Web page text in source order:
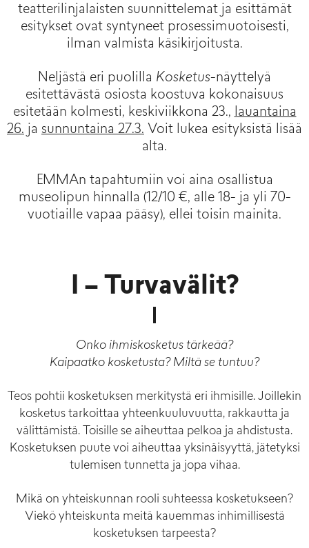
teatterilinjalaisten suunnittelemat ja esittämät
esitykset ovat syntyneet prosessimuotoisesti,
ilman valmista käsikirjoitusta.
Neljästä eri puolilla Kosketus-näyttelyä
esitettävästä osiosta koostuva kokonaisuus
esitetään kolmesti, keskiviikkona 23.,
lauantaina
26. ja sunnuntaina 27.3. Voit lukea esityksistä lisää
alta.
EMMAn tapahtumiin voi aina osallistua
museolipun hinnalla (12/10 €, alle 18- ja yli 70-
vuotiaille vapaa pääsy), ellei toisin mainita.
I – Turvavälit?
Onko ihmiskosketus tärkeää?
Kaipaatko kosketusta? Miltä se tuntuu?
Teos pohtii kosketuksen merkitystä eri ihmisille. Joillekin
kosketus tarkoittaa yhteenkuuluvuutta, rakkautta ja
välittämistä. Toisille se aiheuttaa pelkoa ja ahdistusta.
Kosketuksen puute voi aiheuttaa yksinäisyyttä, jätetyksi
tulemisen tunnetta ja jopa vihaa.
Mikä on yhteiskunnan rooli suhteessa kosketukseen?
Viekö yhteiskunta meitä kauemmas inhimillisestä
kosketuksen tarpeesta?